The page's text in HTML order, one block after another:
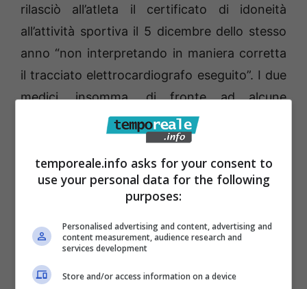
rilasciò all’atleta il certificato di idoneità
all’attività sportiva il 5 dicembre dello stesso
anno “non interpretando in maniera corretta
il tracciato elettrocardiografo eseguito”. I due
medici, insomma, di fronte ad alcune
anomalie – come le presunte “marcate
alterazioni della ripolarizzazione vetricolare”
non avrebbero disposto ulteriori
accertamenti, in particolare una risonanza
magnetica cardiaca che – secondo la Procura
“avrebbe permesso di rilevare una fibrosi
cardiaca diffusa ed una malignità dell’aritmia
ventricolare. Il Pm Mattei era arrivato a
temporeale.info asks for your consent to
use your personal data for the following
purposes:
Personalised advertising and content, advertising and
content measurement, audience research and
services development
Store and/or access information on a device